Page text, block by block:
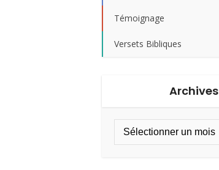
Témoignage
Versets Bibliques
Archives